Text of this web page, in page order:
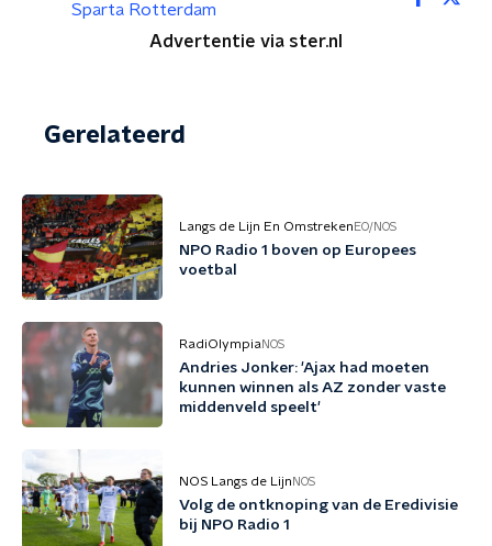
Sparta Rotterdam
Advertentie via ster.nl
Gerelateerd
Langs de Lijn En Omstreken EO/NOS
NPO Radio 1 boven op Europees
voetbal
RadiOlympia NOS
Andries Jonker: 'Ajax had moeten
kunnen winnen als AZ zonder vaste
middenveld speelt'
NOS Langs de Lijn NOS
Volg de ontknoping van de Eredivisie
bij NPO Radio 1